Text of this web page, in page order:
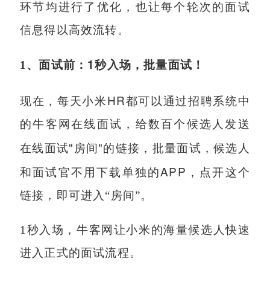
环节均进行了优化，也让每个轮次的面试
信息得以高效流转。
1、面试前： 1秒入场，批量面试！
现在，每天小米HR都可以通过招聘系统中
的牛客网在线面试，给数百个候选人发送
在线面试" 房间"的链接，批量面试，候选人
和面试官不用下载单独的APP ，点开这个
链接，即可进入“房间”。
1 秒入场，牛客网让小米的海量候选人快速
进入正式的面试流程。